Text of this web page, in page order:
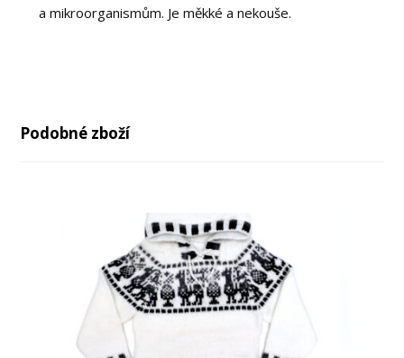
a mikroorganismům. Je měkké a nekouše.
Podobné zboží